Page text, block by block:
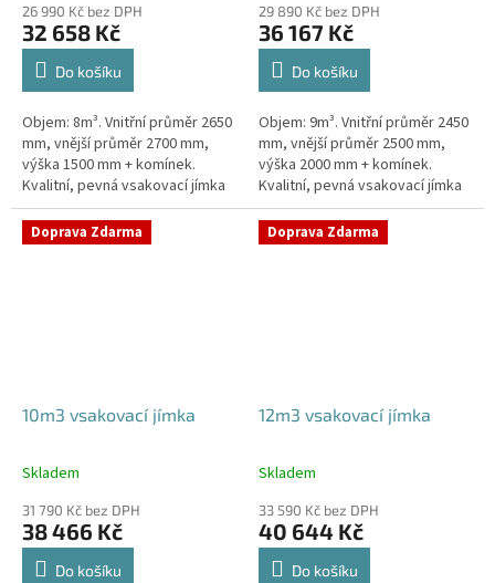
26 990 Kč bez DPH
32 658 Kč
Do košíku
Objem: 8m³. Vnitřní průměr 2650
mm, vnější průměr 2700 mm,
výška 1500 mm + komínek.
Kvalitní, pevná vsakovací jímka
(nádrž) bez potřeby
obetonování Průměr přítoku a
odtoku +...
29 890 Kč bez DPH
36 167 Kč
Do košíku
Objem: 9m³. Vnitřní průměr 2450
mm, vnější průměr 2500 mm,
výška 2000 mm + komínek.
Kvalitní, pevná vsakovací jímka
(nádrž) bez potřeby
obetonování Průměr přítoku a
odtoku +...
Doprava Zdarma
10m3 vsakovací jímka
Průměrné
produktu
je
5,0
Skladem
31 790 Kč bez DPH
38 466 Kč
Do košíku
Doprava Zdarma
12m3 vsakovací jímka
Průměrné
produktu
je
5,0
Skladem
33 590 Kč bez DPH
40 644 Kč
Do košíku